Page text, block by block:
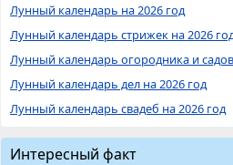
Лунный календарь на 2026 год
Лунный календарь стрижек на 2026
Лунный календарь огородника и
Лунный календарь дел на 2026 год
Лунный календарь свадеб на 2026 год
Интересный факт